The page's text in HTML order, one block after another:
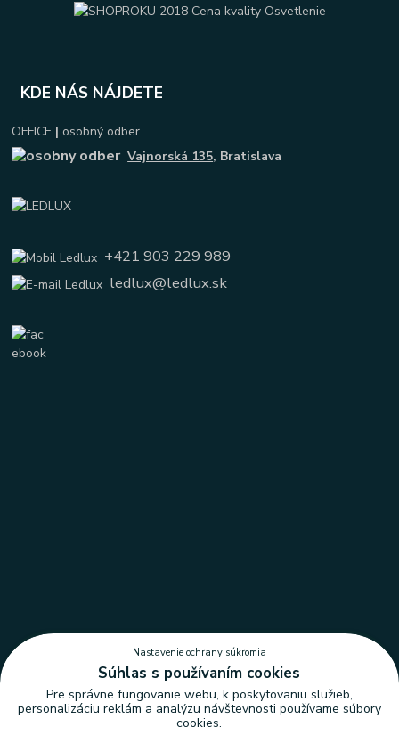
KDE NÁS NÁJDETE
OFFICE | osobný odber
Vajnorská 135, Bratislava
+421 903 229 989
ledlux@ledlux.sk
Nastavenie ochrany súkromia
Súhlas s používaním cookies
Pre správne fungovanie webu, k poskytovaniu služieb,
personalizáciu reklám a analýzu návštevnosti používame súbory
cookies.